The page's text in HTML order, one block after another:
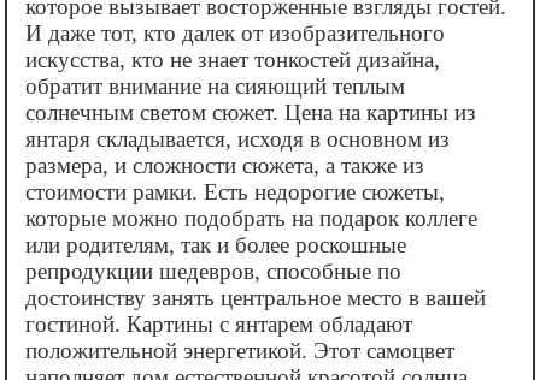
которое вызывает восторженные взгляды гостей.
И даже тот, кто далек от изобразительного
искусства, кто не знает тонкостей дизайна,
обратит внимание на сияющий теплым
солнечным светом сюжет. Цена на картины из
янтаря складывается, исходя в основном из
размера, и сложности сюжета, а также из
стоимости рамки. Есть недорогие сюжеты,
которые можно подобрать на подарок коллеге
или родителям, так и более роскошные
репродукции шедевров, способные по
достоинству занять центральное место в вашей
гостиной. Картины с янтарем обладают
положительной энергетикой. Этот самоцвет